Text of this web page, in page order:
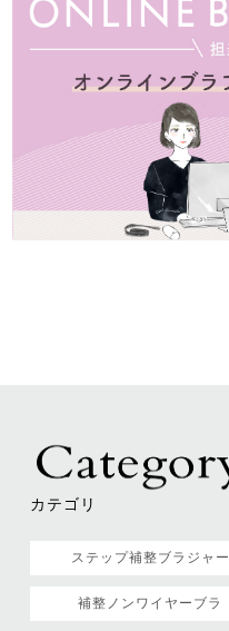
カテゴリ
ステップ補整ブラジャー
補整ノンワイヤーブラ